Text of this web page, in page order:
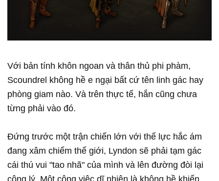
Với bản tính khôn ngoan và thân thủ phi phàm,
Scoundrel không hề e ngại bất cứ tên linh gác hay
phòng giam nào. Và trên thực tế, hắn cũng chưa
từng phải vào đó.
Đứng trước một trận chiến lớn với thế lực hắc ám
đang xâm chiếm thế giới, Lyndon sẽ phải tạm gác
cái thú vui "tao nhã" của mình và lên đường đòi lại
công lý. Một công việc dĩ nhiên là không hề khiến